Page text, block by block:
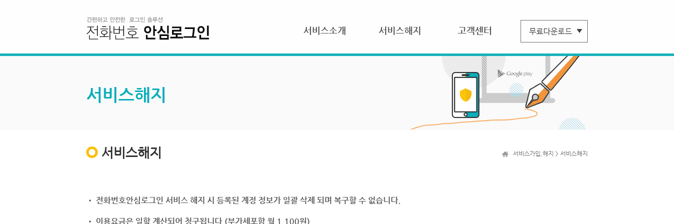
서비스소개 서비스해지 고객센터
서비스해지
서비스해지 서비스가입,해지 > 서비스해지
• 전화번호안심로그인 서비스 해지 시 등록된 계정 정보가 일괄 삭제 되며 복구할 수 없습니다.
• 이용요금은 일할 계산되어 청구됩니다.(부가세포함 월 1,100원)